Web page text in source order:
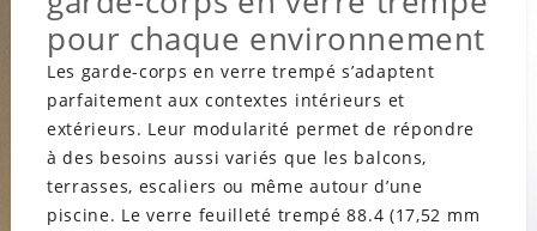
pour chaque environnement
Les garde-corps en verre trempé s’adaptent
parfaitement aux contextes intérieurs et
extérieurs. Leur modularité permet de répondre
à des besoins aussi variés que les balcons,
terrasses, escaliers ou même autour d’une
piscine. Le verre feuilleté trempé 88.4 (17,52 mm